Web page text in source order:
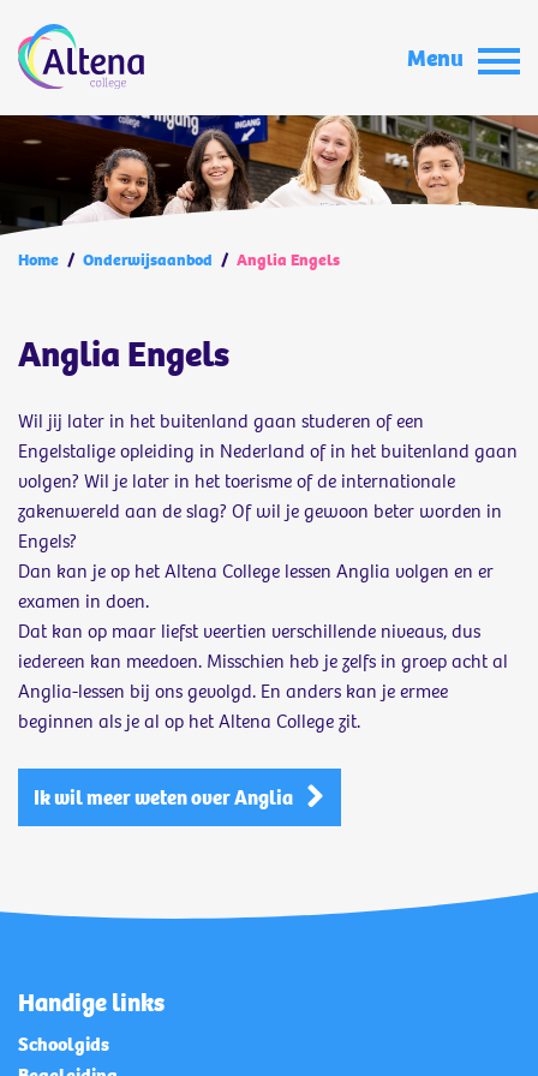
Menu
Home / Onderwijsaanbod / Anglia Engels
Anglia Engels
Wil jij later in het buitenland gaan studeren of een
Engelstalige opleiding in Nederland of in het buitenland gaan
volgen? Wil je later in het toerisme of de internationale
zakenwereld aan de slag? Of wil je gewoon beter worden in
Engels?
Dan kan je op het Altena College lessen Anglia volgen en er
examen in doen.
Dat kan op maar liefst veertien verschillende niveaus, dus
iedereen kan meedoen. Misschien heb je zelfs in groep acht al
Anglia-lessen bij ons gevolgd. En anders kan je ermee
beginnen als je al op het Altena College zit.
Ik wil meer weten over Anglia
Handige links
Schoolgids